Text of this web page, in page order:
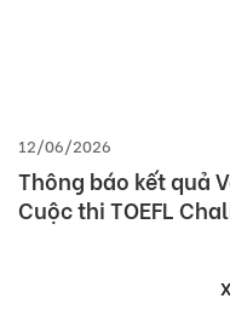
12/06/2026
Thông báo kết quả
Cuộc thi TOEFL